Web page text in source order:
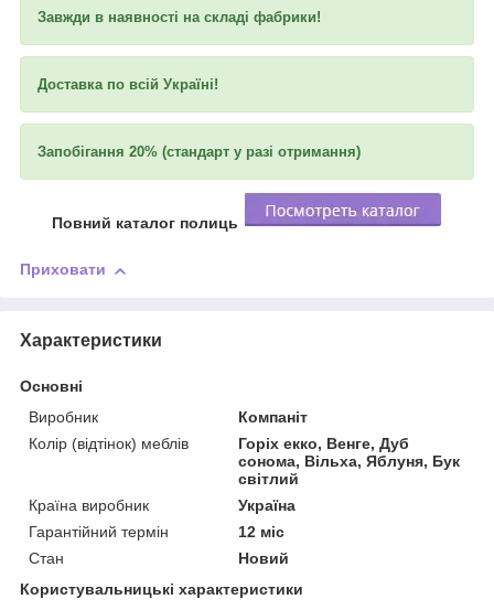
Завжди в наявності на складі фабрики!
Доставка по всій Україні!
Запобігання 20% (стандарт у разі отримання)
Повний каталог полиць
Приховати
Характеристики
Основні
Виробник
Компаніт
Колір (відтінок) меблів
Горіх екко, Венге, Дуб
сонома, Вільха, Яблуня, Бук
світлий
Країна виробник
Україна
Гарантійний термін
12 міс
Стан
Новий
Користувальницькі характеристики